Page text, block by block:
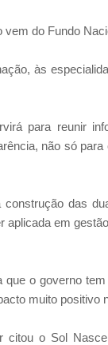
do Fundo
às
para reunir
não só
das
aplicada em
o governo
muito positivo
citou o Sol